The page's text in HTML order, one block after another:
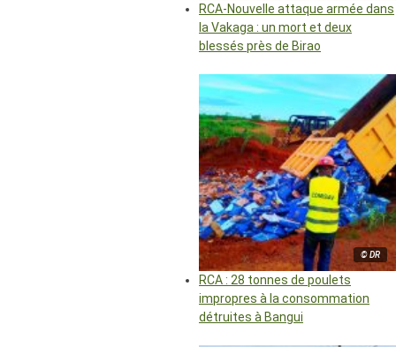
RCA-Nouvelle attaque armée dans
la Vakaga : un mort et deux
blessés près de Birao
© DR
RCA : 28 tonnes de poulets
impropres à la consommation
détruites à Bangui